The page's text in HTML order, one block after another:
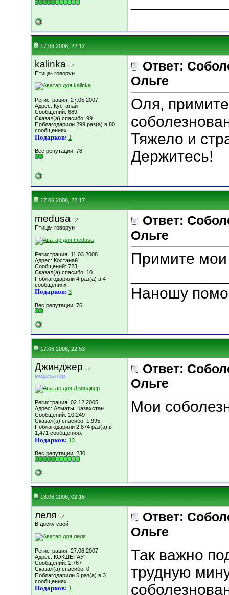
17.06.2008, 22:12
kalinka
Птица- говорун
Регистрация: 27.05.2007
Адрес: Кустанай
Сообщений: 689
Сказал(а) спасибо: 99
Поблагодарили 299 раз(а) в 80
сообщениях
Подарков: 1
Вес репутации: 78
Ответ:
Ольге
Оля,
Тяжело и
Держитесь!
17.06.2008, 22:17
medusa
Птица- говорун
Регистрация: 11.03.2008
Адрес: Костанай
Сообщений: 723
Сказал(а) спасибо: 10
Поблагодарили 4 раз(а) в 4
сообщениях
Подарков: 3
Вес репутации: 76
Ответ:
Ольге
Примите мои
Наношу
17.06.2008, 22:53
Джинджер
модератор
Регистрация: 02.12.2005
Адрес: Алматы, Казахстан
Сообщений: 10,249
Сказал(а) спасибо: 1,995
Поблагодарили 2,874 раз(а) в
1,471 сообщениях
Подарков: 13
Вес репутации: 230
Ответ:
Ольге
Мои
18.06.2008, 02:16
леля
В доску свой
Регистрация: 27.06.2007
Адрес: КОКШЕТАУ
Сообщений: 1,767
Сказал(а) спасибо: 0
Поблагодарили 5 раз(а) в 3
сообщениях
Подарков: 1
Ответ:
Ольге
Так важно
трудную